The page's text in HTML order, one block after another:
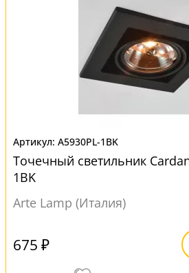
A5930PL-1BK
Точечный светильник
1BK
Arte Lamp (Италия)
675 ₽